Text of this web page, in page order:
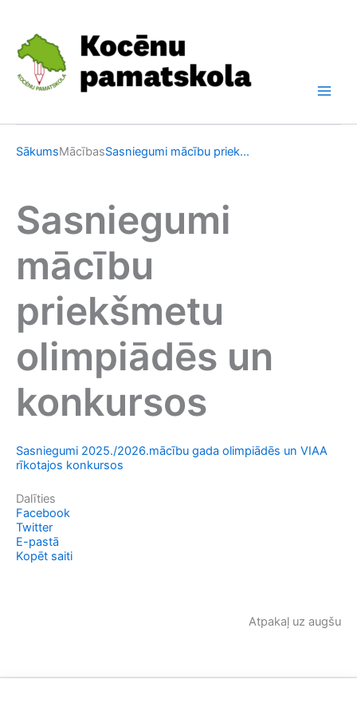
content
SākumsMācībasSasniegumi mācību priek...
Sasniegumi
mācību
priekšmetu
olimpiādēs un
konkursos
Sasniegumi 2025./2026.mācību gada olimpiādēs un VIAA
rīkotajos konkursos
Dalīties
Facebook
Twitter
E-pastā
Kopēt saiti
Atpakaļ uz augšu